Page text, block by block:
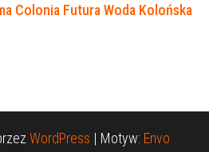
Colonia Futura Woda Kolońska
WordPress | Motyw: Envo